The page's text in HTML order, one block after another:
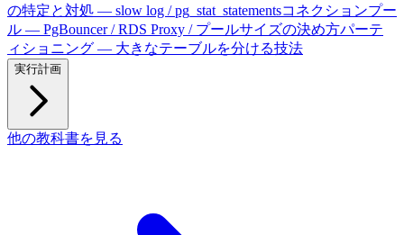
の特定と対処 — slow log / pg_stat_statementsコネクションプー
ル — PgBouncer / RDS Proxy / プールサイズの決め方パーテ
ィショニング — 大きなテーブルを分ける技法
実行計画
他の教科書を見る